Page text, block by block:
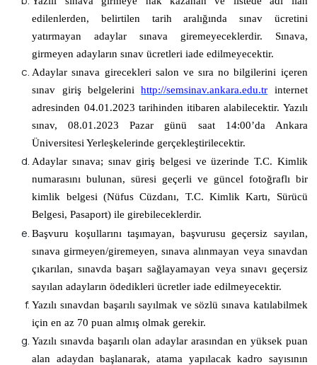
edilenlerden, belirtilen tarih aralığında sınav ücretini
yatırmayan adaylar sınava giremeyeceklerdir. Sınava,
girmeyen adayların sınav ücretleri iade edilmeyecektir.
Adaylar sınava girecekleri salon ve sıra no bilgilerini içeren
sınav giriş belgelerinihttp://semsinav.ankara.edu.tr
internet
adresinden 04.01.2023 tarihinden itibaren alabilecektir. Yazılı
sınav,08.01.2023 Pazar günü saat 14:00’da Ankara
Üniversitesi Yerleşkelerinde gerçekleştirilecektir.
Adaylar sınava; sınav giriş belgesi ve üzerinde T.C. Kimlik
numarasını bulunan, süresi geçerli ve güncel fotoğraflı bir
kimlik belgesi (Nüfus Cüzdanı, T.C. Kimlik Kartı, Sürücü
Belgesi, Pasaport) ile girebileceklerdir.
Başvuru koşullarını taşımayan, başvurusu geçersiz sayılan,
sınava girmeyen/giremeyen, sınava alınmayan veya sınavdan
çıkarılan, sınavda başarı sağlayamayan veya sınavı geçersiz
sayılan adayların ödedikleri ücretler iade edilmeyecektir.
Yazılı sınavdan başarılı sayılmak ve sözlü sınava katılabilmek
için en az 70 puan almış olmak gerekir.
Yazılı sınavda başarılı olan adaylar arasından en yüksek puan
alan adaydan başlanarak, atama yapılacak kadro sayısının